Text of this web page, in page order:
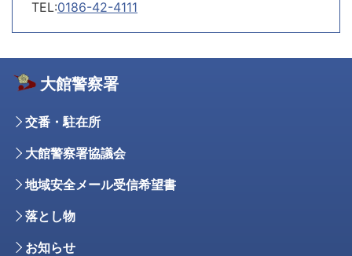
TEL:0186-42-4111
大館警察署
交番・駐在所
大館警察署協議会
地域安全メール受信希望書
落とし物
お知らせ